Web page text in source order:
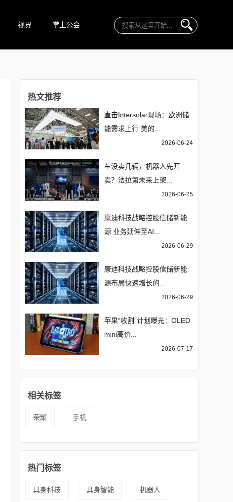
视界 掌上公会
热文推荐
直击Intersolar现场：欧洲储
能需求上行 美的...
2026-06-24
车没卖几辆，机器人先开
卖？法拉第未来上架...
2026-06-25
康迪科技战略控股信储新能
源 业务延伸至AI...
2026-06-29
康迪科技战略控股信储新能
源布局快速增长的...
2026-06-29
苹果“收割”计划曝光：OLED
mini高价...
2026-07-17
相关标签
荣耀 手机
热门标签
具身科技 具身智能 机器人